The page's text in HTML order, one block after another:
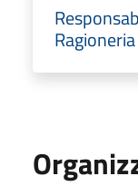
Ragioneria